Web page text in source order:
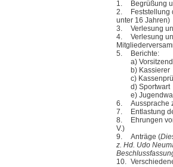
1.
Begrüßung
2.
unter 16 Jahren)
3.
Verlesung
4.
Verlesung
5.
Berichte:
a)
b) Kassierer
c)
d) Sportwart
e)
6.
Aussprache
7.
Entlastung
8.
Ehrungen
V.)
9.
Anträge (
z. Hd. Udo
10.